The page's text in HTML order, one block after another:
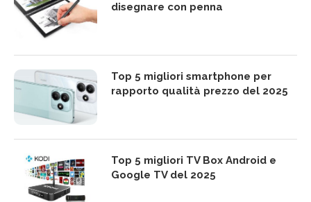
disegnare con penna
Top 5 migliori smartphone per
rapporto qualità prezzo del 2025
Top 5 migliori TV Box Android e
Google TV del 2025